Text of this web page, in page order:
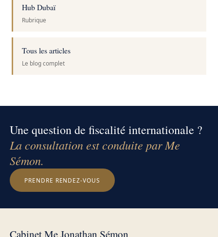
Hub Dubaï
Rubrique
Tous les articles
Le blog complet
Une question de fiscalité internationale ?
La consultation est conduite par Me
Sémon.
PRENDRE RENDEZ-VOUS
Cabinet Me Jonathan Sémon